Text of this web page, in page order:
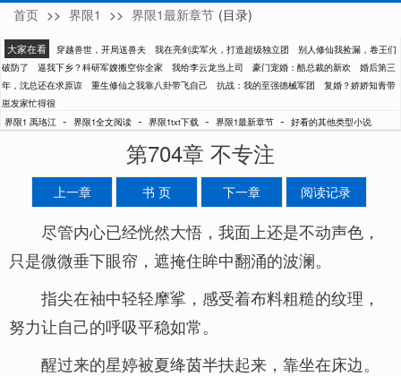
禹珞江
首页 >> 界限1 >> 界限1最新章节 (目录)
大家在看 穿越兽世，开局送兽夫 我在亮剑卖军火，打造超级独立团
别人修仙我捡漏，卷王们
破防了
逼我下乡？科研军嫂搬空你全家 我给李云龙当上司 豪门宠婚：酷总裁的新欢
婚后第三
年，沈总还在求原谅
重生修仙之我靠八卦带飞自己 抗战：我的至强德械军团
复婚？娇娇知青带
崽发家忙得很
界限1 禹珞江 - 界限1全文阅读 - 界限1txt下载 - 界限1最新章节 - 好看的其他类型小说
第704章 不专注
上一章 书 页 下一章 阅读记录
尽管内心已经恍然大悟，我面上还是不动声色，
只是微微垂下眼帘，遮掩住眸中翻涌的波澜。
指尖在袖中轻轻摩挲，感受着布料粗糙的纹理，
努力让自己的呼吸平稳如常。
醒过来的星婷被夏绛茵半扶起来，靠坐在床边。